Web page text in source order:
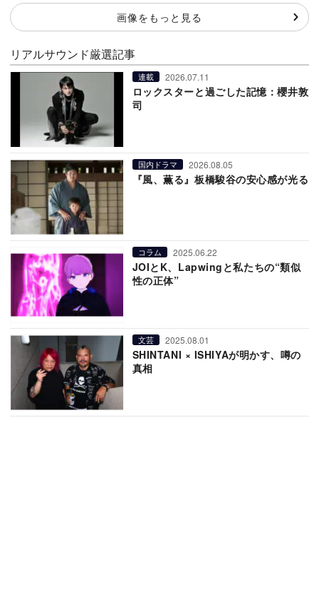
画像をもっと見る
リアルサウンド厳選記事
連載 2026.07.11
ロックスターと過ごした記憶：櫻井敦
司
国内ドラマ 2026.08.05
『風、薫る』板橋駿谷の安心感が光る
コラム 2025.06.22
JOIとK、Lapwingと私たちの“類似
性の正体”
文芸 2025.08.01
SHINTANI × ISHIYAが明かす、噂の
真相